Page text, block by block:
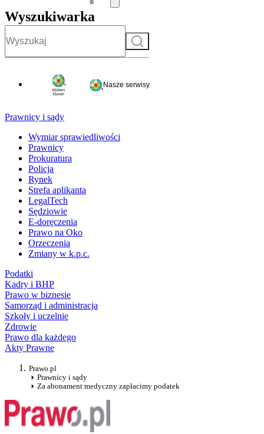
Wyszukiwarka
Szukaj
Nasze serwisy
Prawnicy i sądy
Wymiar sprawiedliwości
Prawnicy
Prokuratura
Policja
Rynek
Strefa aplikanta
LegalTech
Sędziowie
E-doręczenia
Prawo na Oko
Orzeczenia
Zmiany w k.p.c.
Podatki
Kadry i BHP
Prawo w biznesie
Samorząd i administracja
Szkoły i uczelnie
Zdrowie
Prawo dla każdego
Akty Prawne
Prawo.pl
Prawnicy i sądy
Za abonament medyczny zapłacimy podatek